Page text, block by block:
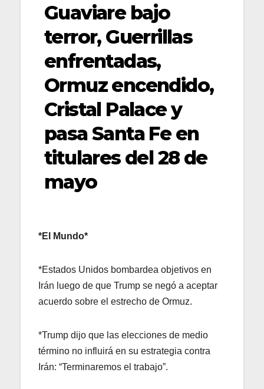
Guaviare bajo
terror, Guerrillas
enfrentadas,
Ormuz encendido,
Cristal Palace y
pasa Santa Fe en
titulares del 28 de
mayo
*El Mundo*
*Estados Unidos bombardea objetivos en
Irán luego de que Trump se negó a aceptar
acuerdo sobre el estrecho de Ormuz.
*Trump dijo que las elecciones de medio
término no influirá en su estrategia contra
Irán: “Terminaremos el trabajo”.